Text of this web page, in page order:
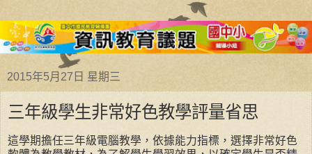
2015年5月27日 星期三
三年級學生非常好色教學評量省思
這學期擔任三年級電腦教學，依據能力指標，選擇非常好色